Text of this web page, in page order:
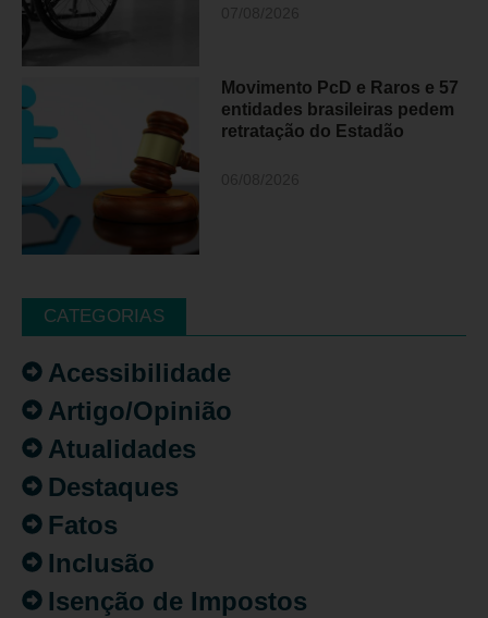
Movimento PcD e Raros e 57
entidades brasileiras pedem
retratação do Estadão
CATEGORIAS
Acessibilidade
Artigo/Opinião
Atualidades
Destaques
Fatos
Inclusão
Isenção de Impostos